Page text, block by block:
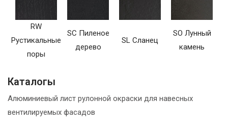
RW
Рустикальные
поры
SC Пиленое
дерево
SL Сланец
SO Лунный
камень
Каталогы
Алюминиевый лист рулонной окраски для навесных
вентилируемых фасадов